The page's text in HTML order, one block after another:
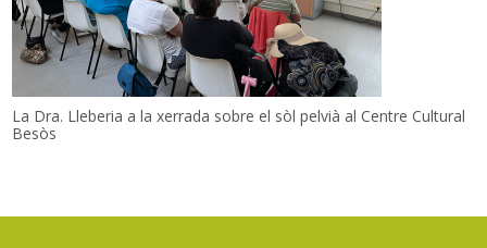
La Dra. Lleberia a la xerrada sobre el sòl pelvià al Centre Cultural
Besòs